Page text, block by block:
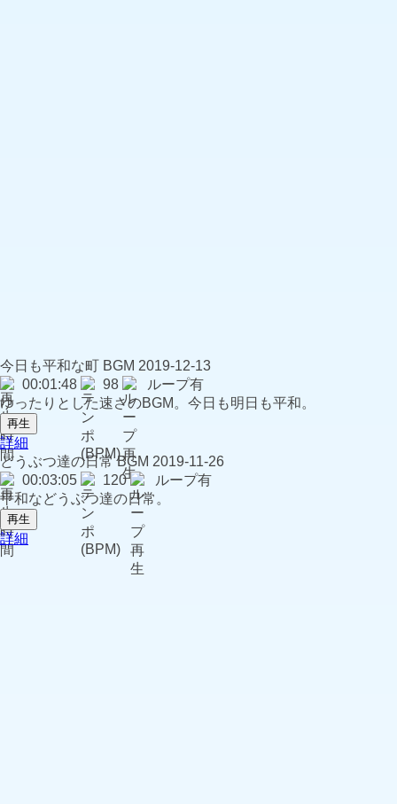
今日も平和な町 BGM 2019-12-13
00:01:48
98
ループ有
ゆったりとした速さのBGM。今日も明日も平和。
再生
詳細
どうぶつ達の日常 BGM 2019-11-26
00:03:05
120
ループ有
平和などうぶつ達の日常。
再生
詳細